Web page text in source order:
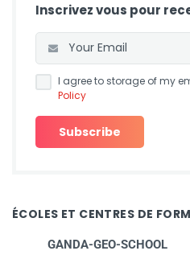
Inscrivez vous pour
I agree to storage of my
Policy
ÉCOLES ET CENTRES DE
GANDA-GEO-SCHOOL